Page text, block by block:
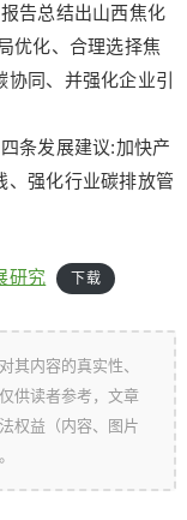
告总结出山西焦化
优化、合理选择焦
同、并强化企业引
条发展建议:加快产
、强化行业碳排放管
研究 下载
其内容的真实性、
供读者参考，文章
权益（内容、图片